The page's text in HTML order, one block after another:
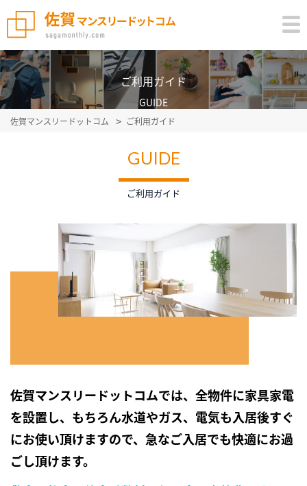
ご利用ガイド
GUIDE
佐賀マンスリードットコム ご利用ガイド
GUIDE
ご利用ガイド
佐賀マンスリードットコムでは、全物件に家具家電
を設置し、もちろん水道やガス、電気も入居後すぐ
にお使い頂けますので、急なご入居でも快適にお過
ごし頂けます。